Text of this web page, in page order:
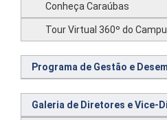
Conheça Caraúbas
Tour Virtual 360º do
Programa de Gestão e
Galeria de Diretores e Vice-